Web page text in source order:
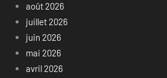
août 2026
juillet 2026
juin 2026
mai 2026
avril 2026